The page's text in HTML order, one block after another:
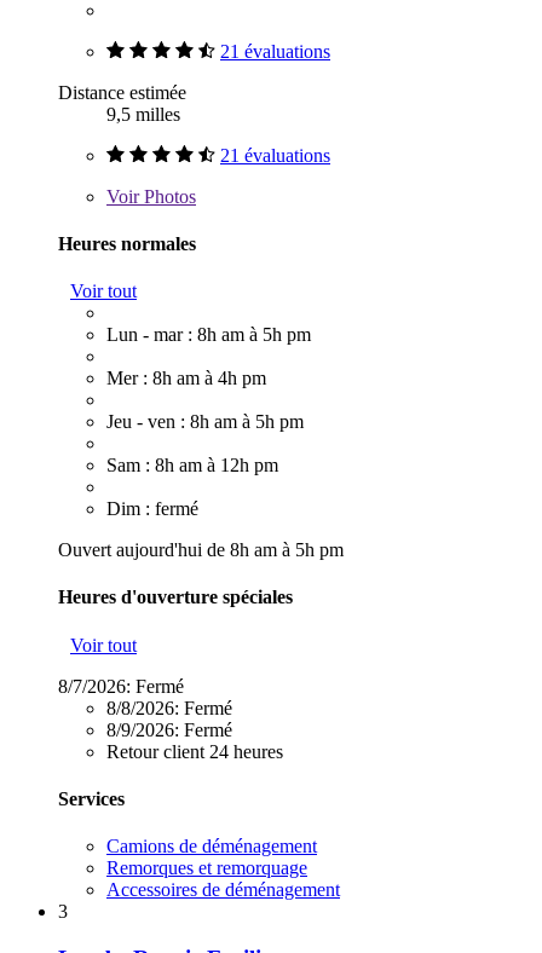
21 évaluations
Distance estimée
9,5 milles
21 évaluations
VoirPhotos
Heures normales
Voir tout
Lun - mar : 8h am à 5h pm
Mer : 8h am à 4h pm
Jeu - ven : 8h am à 5h pm
Sam : 8h am à 12h pm
Dim : fermé
Ouvert aujourd'hui de 8h am à 5h pm
Heures d'ouverture spéciales
Voir tout
8/7/2026: Fermé
8/8/2026: Fermé
8/9/2026: Fermé
Retour client 24 heures
Services
Camions de déménagement
Remorques et remorquage
Accessoires de déménagement
3